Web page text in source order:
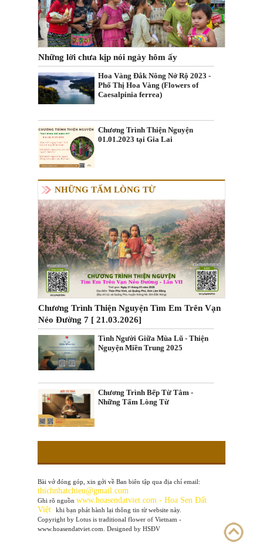
Những lời chưa kịp nói ngày hôm ấy
Hoa Vàng Đắk Nông Nở Rộ 2023 -
Phố Thị Hoa Vàng (Flowers of
Caesalpinia ferrea)
Chương Trình Thiện Nguyện
01.01.2023 tại Gia Lai
NHỮNG TẤM LÒNG TỪ
Chương Trình Thiện Nguyện Tìm Em Trên Vạn
Nẻo Đường 7 [ 21.03.2026]
Tình Người Giữa Mùa Lũ - Thiện
Nguyện Miền Trung 2025
Chương Trình Bếp Từ Tâm -
Những Tấm Lòng Từ
Bài vở đóng góp, xin gởi về Ban biên tập qua địa chỉ email:
thichnhatchieu@gmail.com
Ghi rõ nguồn www.hoasendatviet.com - Hoa Sen Đất
Việt
khi bạn phát hành lại thông tin từ website này.
Copyright by Lotus is traditional flower of Vietnam -
www.hoasendatviet.com. Designed by HSĐV